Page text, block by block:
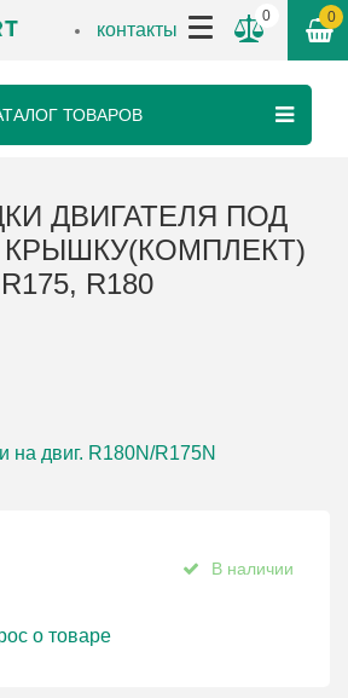
контакты
0 0
ТОВАРОВ
ДВИГАТЕЛЯ ПОД
R175, R180
на двиг. R180N/R175N
В наличии
о товаре